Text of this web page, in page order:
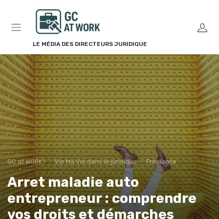
LE MÉDIA DES DIRECTEURS JURIDIQUE
GC at WORK ! Vie Ma Vie dans le juridique Freelance
Arret maladie auto
entrepreneur : comprendre
vos droits et démarches